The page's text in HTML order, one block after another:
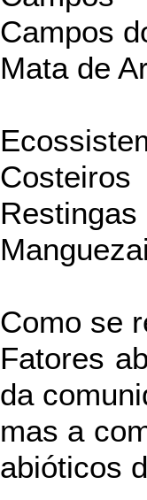
Campos
Mata de
Costeiros
Restingas
Como se
Fatores
da
mas a
abióticos